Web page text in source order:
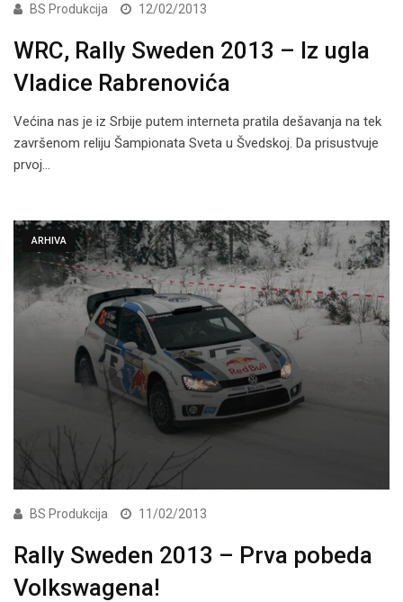
BS Produkcija 12/02/2013
WRC, Rally Sweden 2013 – Iz ugla
Vladice Rabrenovića
Većina nas je iz Srbije putem interneta pratila dešavanja na tek
završenom reliju Šampionata Sveta u Švedskoj. Da prisustvuje
prvoj…
ARHIVA
BS Produkcija 11/02/2013
Rally Sweden 2013 – Prva pobeda
Volkswagena!